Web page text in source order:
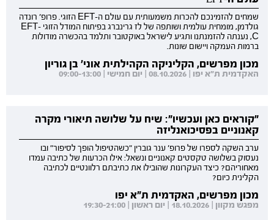
שמחים להזמינכם להכרות משמעותית עם עולם ה-EFT הזוגי. פרופ' רונדה
גולדמן, מומחית עולמית ושותפה של לז גרינברג בפיתוח המודל הזוגי EFT-
C, נענתה להזמנתנו ותגיע לישראל באוקטובר ותלמד בהכשרה מודולות
ברמות העמקה ויישום שונות.
מכון מפרשים, הקליניקה הקהילתית אוני' בן גוריון
האקדמית ת"א יפו | 08.10.2026 | יום חמישי | 09:00-13:00
"קוראים כאן ועכשיו": שיח על שלושה תיאורי מקרה
קאנוניים בפסיכואנליזה
ערב השקה לספרו של פרופ' ענר גוברין "כשהטיפול הופך לסיפור" ובו
נעסוק בשלושה טקסטים קאנוניים ונשאל: אילו הכרעות של כתיבה עמדו
מאחוריהם? כיצד העקרונות שהובילו את כתיבתם רלוונטיים לכתיבה
הקלינית כיום?
מכון מפרשים, האקדמית ת"א יפו
מפגש מקוון | 18.10.2026 | יום ראשון | 19:30-21:00